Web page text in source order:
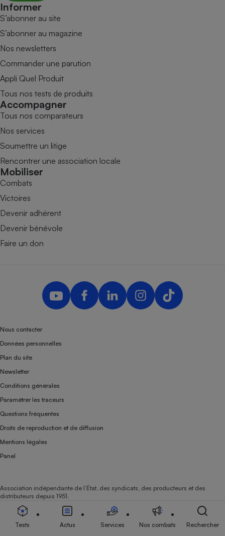
Informer
S’abonner au site
S’abonner au magazine
Nos newsletters
Commander une parution
Appli Quel Produit
Tous nos tests de produits
Accompagner
Tous nos comparateurs
Nos services
Soumettre un litige
Rencontrer une association locale
Mobiliser
Combats
Victoires
Devenir adhérent
Devenir bénévole
Faire un don
Nous contacter
Données personnelles
Plan du site
Newsletter
Conditions générales
Paramétrer les traceurs
Questions fréquentes
Droits de reproduction et de diffusion
Mentions légales
Panel
Association indépendante de l’État, des syndicats, des producteurs et des
distributeurs depuis 1951.
Tests Actus Services Nos combats Rechercher